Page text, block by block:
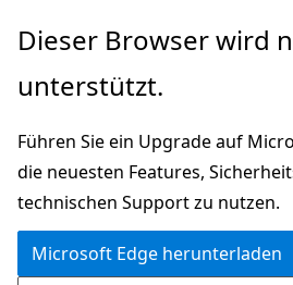
Zu
wechseln
Zur
springen
Dieser Browser wird
unterstützt.
Führen Sie ein Upgrade auf
die neuesten Features,
technischen Support zu nutzen.
Microsoft Edge herunterladen